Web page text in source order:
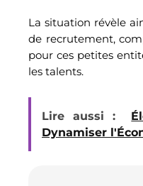
La situation révèle
de recrutement,
pour ces petites
les talents.
Lire aussi :
Dynamiser